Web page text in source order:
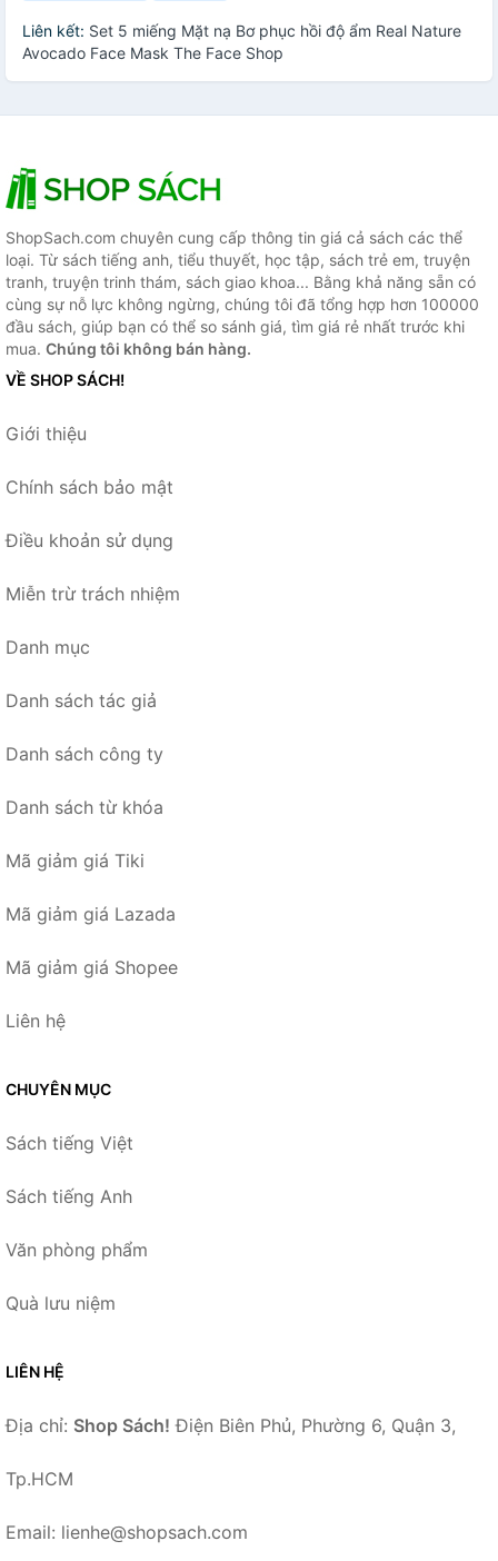
Liên kết: Set 5 miếng Mặt nạ Bơ phục hồi độ ẩm Real Nature
Avocado Face Mask The Face Shop
ShopSach.com chuyên cung cấp thông tin giá cả sách các thể
loại. Từ sách tiếng anh, tiểu thuyết, học tập, sách trẻ em, truyện
tranh, truyện trinh thám, sách giao khoa... Bằng khả năng sẵn có
cùng sự nỗ lực không ngừng, chúng tôi đã tổng hợp hơn 100000
đầu sách, giúp bạn có thể so sánh giá, tìm giá rẻ nhất trước khi
mua. Chúng tôi không bán hàng.
VỀ SHOP SÁCH!
Giới thiệu
Chính sách bảo mật
Điều khoản sử dụng
Miễn trừ trách nhiệm
Danh mục
Danh sách tác giả
Danh sách công ty
Danh sách từ khóa
Mã giảm giá Tiki
Mã giảm giá Lazada
Mã giảm giá Shopee
Liên hệ
CHUYÊN MỤC
Sách tiếng Việt
Sách tiếng Anh
Văn phòng phẩm
Quà lưu niệm
LIÊN HỆ
Địa chỉ: Shop Sách! Điện Biên Phủ, Phường 6, Quận 3,
Tp.HCM
Email: lienhe@shopsach.com